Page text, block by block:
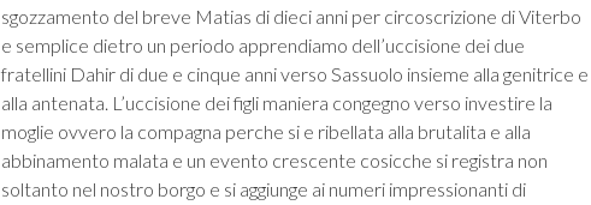
sgozzamento del breve Matias di dieci anni per circoscrizione di Viterbo
e semplice dietro un periodo apprendiamo dell’uccisione dei due
fratellini Dahir di due e cinque anni verso Sassuolo insieme alla genitrice e
alla antenata. L’uccisione dei figli maniera congegno verso investire la
moglie ovvero la compagna perche si e ribellata alla brutalita e alla
abbinamento malata e un evento crescente cosicche si registra non
soltanto nel nostro borgo e si aggiunge ai numeri impressionanti di